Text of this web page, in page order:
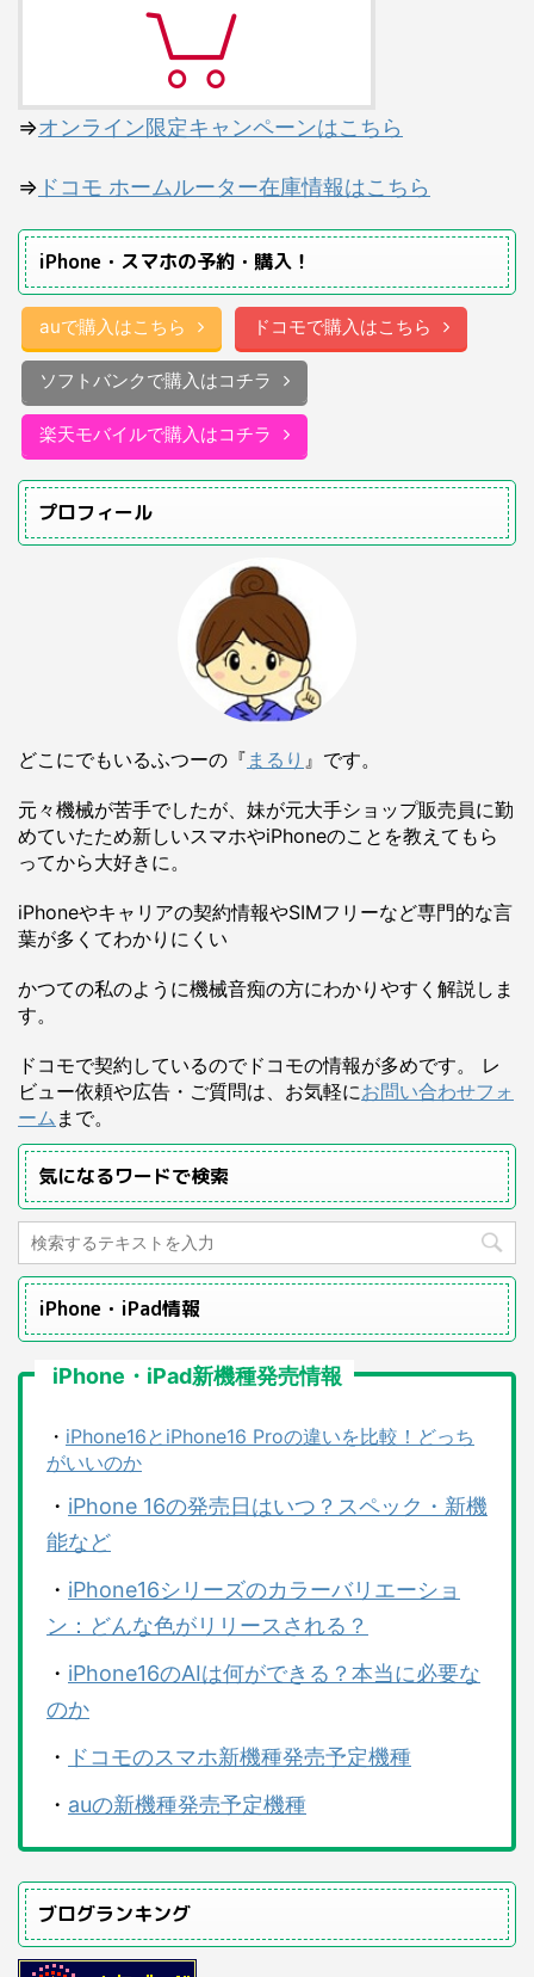
⇒オンライン限定キャンペーンはこちら
⇒ ドコモ ホームルーター在庫情報はこちら
iPhone・スマホの予約・購入！
auで購入はこちら ドコモで購入はこちら
ソフトバンクで購入はコチラ
楽天モバイルで購入はコチラ
プロフィール
どこにでもいるふつーの『 まるり 』です。
元々機械が苦手でしたが、妹が元大手ショップ販売員に勤
めていたため新しいスマホやiPhoneのことを教えてもら
ってから大好きに。
iPhoneやキャリアの契約情報やSIMフリーなど専門的な言
葉が多くてわかりにくい
かつての私のように機械音痴の方にわかりやすく解説しま
す。
ドコモで契約しているのでドコモの情報が多めです。 レ
ビュー依頼や広告・ご質問は、お気軽にお問い合わせフォ
ーム まで。
気になるワードで検索
iPhone・iPad情報
iPhone・iPad新機種発売情報
・ iPhone16とiPhone16 Proの違いを比較！どっち
がいいのか
・ iPhone 16の発売日はいつ？スペック・新機
能など
・ iPhone16シリーズのカラーバリエーショ
ン：どんな色がリリースされる？
・ iPhone16のAIは何ができる？本当に必要な
のか
・
ドコモのスマホ新機種発売予定機種
・ auの新機種発売予定機種
ブログランキング